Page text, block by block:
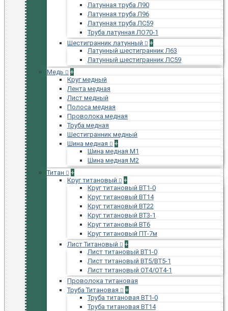
Латунная труба Л90
Латунная труба Л96
Латунная труба ЛС59
Труба латунная ЛО70-1
Шестигранник латунный
+
Латунный шестигранник Л63
Латунный шестигранник ЛС59
Медь
+
Круг медный
Лента медная
Лист медный
Полоса медная
Проволока медная
Труба медная
Шестигранник медный
Шина медная
+
Шина медная М1
Шина медная М2
Титан
+
Круг титановый
+
Круг титановый ВТ1-0
Круг титановый ВТ14
Круг титановый ВТ22
Круг титановый ВТ3-1
Круг титановый ВТ6
Круг титановый ПТ-7м
Лист Титановый
+
Лист титановый ВТ1-0
Лист титановый ВТ5/ВТ5-1
Лист титановый ОТ4/ОТ4-1
Проволока титановая
Труба Титановая
+
Труба титановая ВТ1-0
Труба титановая ВТ14